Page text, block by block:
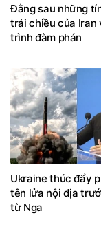
Đằng sau những
trái chiều của Iran
trình đàm phán
Ukraine thúc đẩy
tên lửa nội địa
từ Nga